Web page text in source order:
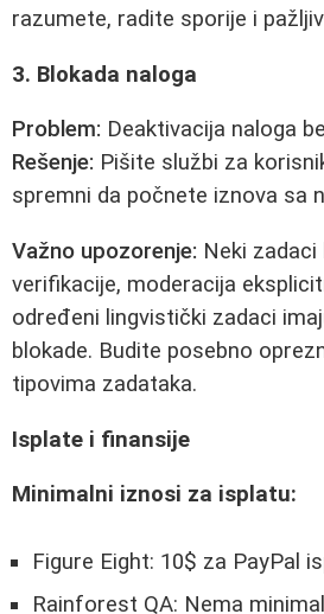
razumete, radite sporije i
3. Blokada naloga
Problem: Deaktivacija naloga
Rešenje: Pišite službi za
spremni da počnete iznova sa
Važno upozorenje: Neki
verifikacije, moderacija
određeni lingvistički zadaci
blokade. Budite posebno
tipovima zadataka.
Isplate i finansije
Minimalni iznosi za isplatu:
Figure Eight: 10$ za PayPal
Rainforest QA: Nema